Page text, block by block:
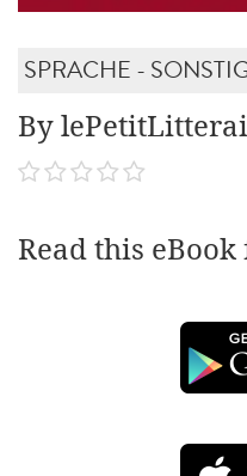
SPRACHE -
By
Read this